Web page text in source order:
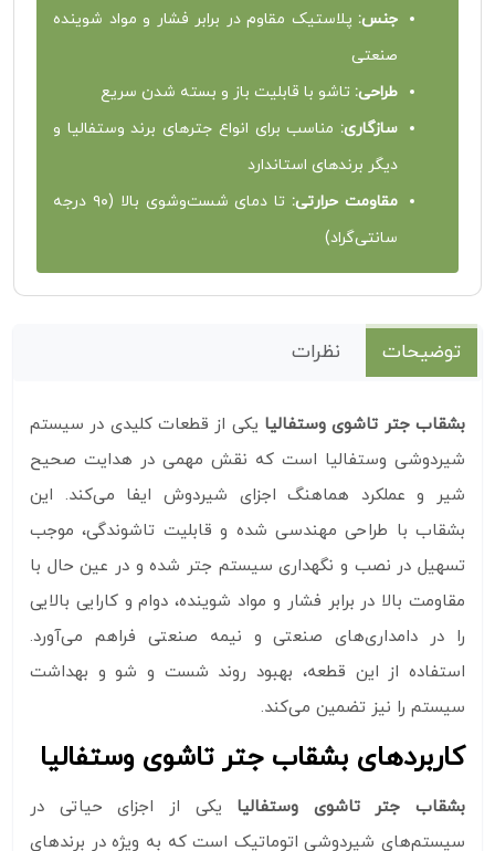
جنس: پلاستیک مقاوم در برابر فشار و مواد شوینده
صنعتی
طراحی: تاشو با قابلیت باز و بسته شدن سریع
سازگاری: مناسب برای انواع جترهای برند وستفالیا و
دیگر برندهای استاندارد
مقاومت حرارتی:
تا دمای شست‌وشوی بالا (۹۰ درجه
سانتی‌گراد)
توضیحات نظرات
بشقاب جتر تاشوی وستفالیا یکی از قطعات کلیدی در سیستم
شیردوشی وستفالیا است که نقش مهمی در هدایت صحیح
شیر و عملکرد هماهنگ اجزای شیردوش ایفا می‌کند. این
بشقاب با طراحی مهندسی‌ شده و قابلیت تاشوندگی، موجب
تسهیل در نصب و نگهداری سیستم جتر شده و در عین حال با
مقاومت بالا در برابر فشار و مواد شوینده، دوام و کارایی بالایی
را در دامداری‌های صنعتی و نیمه‌ صنعتی فراهم می‌آورد.
استفاده از این قطعه، بهبود روند شست‌ و شو و بهداشت
سیستم را نیز تضمین می‌کند.
کاربردهای بشقاب جتر تاشوی وستفالیا
بشقاب جتر تاشوی وستفالیا یکی از اجزای حیاتی در
سیستم‌های شیردوشی اتوماتیک است که به‌ ویژه در برندهای